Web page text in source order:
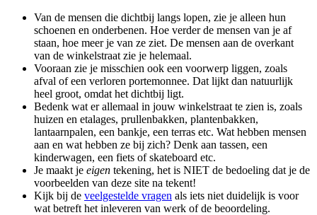
Van de mensen die dichtbij langs lopen, zie je alleen hun
schoenen en onderbenen. Hoe verder de mensen van je af
staan, hoe meer je van ze ziet. De mensen aan de overkant
van de winkelstraat zie je helemaal.
Vooraan zie je misschien ook een voorwerp liggen, zoals
afval of een verloren portemonnee. Dat lijkt dan natuurlijk
heel groot, omdat het dichtbij ligt.
Bedenk wat er allemaal in jouw winkelstraat te zien is, zoals
huizen en etalages, prullenbakken, plantenbakken,
lantaarnpalen, een bankje, een terras etc. Wat hebben mensen
aan en wat hebben ze bij zich? Denk aan tassen, een
kinderwagen, een fiets of skateboard etc.
Je maakt je eigen tekening, het is NIET de bedoeling dat je de
voorbeelden van deze site na tekent!
Kijk bij de veelgestelde vragen als iets niet duidelijk is voor
wat betreft het inleveren van werk of de beoordeling.